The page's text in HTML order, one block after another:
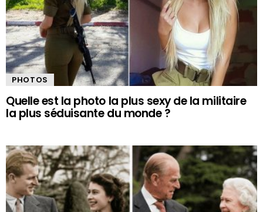
PHOTOS
Quelle est la photo la plus sexy de la militaire
la plus séduisante du monde ?